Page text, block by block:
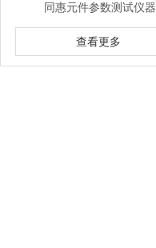
同惠元件参数测试仪器
查看更多